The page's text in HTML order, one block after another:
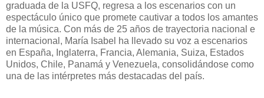
graduada de la USFQ, regresa a los escenarios con un
espectáculo único que promete cautivar a todos los amantes
de la música. Con más de 25 años de trayectoria nacional e
internacional, María Isabel ha llevado su voz a escenarios
en España, Inglaterra, Francia, Alemania, Suiza, Estados
Unidos, Chile, Panamá y Venezuela, consolidándose como
una de las intérpretes más destacadas del país.